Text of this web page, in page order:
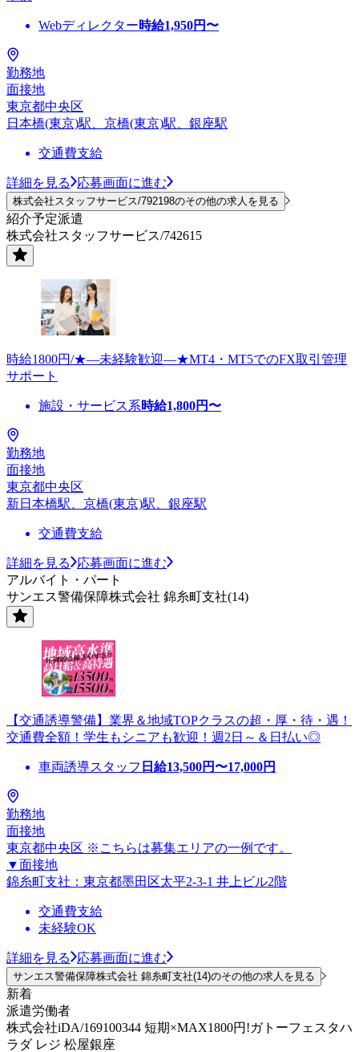
Webディレクター時給1,950円〜
勤務地
面接地
東京都中央区
日本橋(東京)駅、京橋(東京)駅、銀座駅
交通費支給
詳細を見る 応募画面に進む
株式会社スタッフサービス/792198のその他の求人を見る
紹介予定派遣
株式会社スタッフサービス/742615
時給1800円/★―未経験歓迎―★MT4・MT5でのFX取引管理
サポート
施設・サービス系時給1,800円〜
勤務地
面接地
東京都中央区
新日本橋駅、京橋(東京)駅、銀座駅
交通費支給
詳細を見る
応募画面に進む
アルバイト・パート
サンエス警備保障株式会社 錦糸町支社(14)
【交通誘導警備】業界＆地域TOPクラスの超・厚・待・遇！
交通費全額！学生もシニアも歓迎！週2日～＆日払い◎
車両誘導スタッフ 日給13,500円〜17,000円
勤務地
面接地
東京都中央区 ※こちらは募集エリアの一例です。
▼面接地
錦糸町支社：東京都墨田区太平2-3-1 井上ビル2階
交通費支給
未経験OK
詳細を見る 応募画面に進む
サンエス警備保障株式会社 錦糸町支社(14)のその他の求人を見る
新着
派遣労働者
株式会社iDA/169100344 短期×MAX1800円!ガトーフェスタハ
ラダ レジ 松屋銀座